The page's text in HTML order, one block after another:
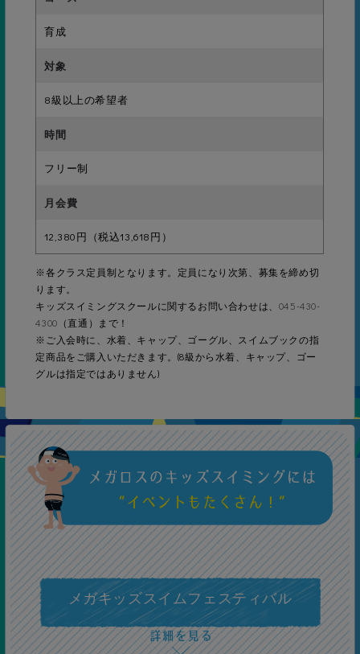
中上級
11級
バタフライグライドキック
9級
バタフライ25ｍ
8級
育成
8級以上の希望者
フリー制
12,380円（税込13,618円）
※各クラス定員制となります。定員になり次第、募集を締め切
ります。
キッズスイミングスクールに関するお問い合わせは、 045-430-
4300 （直通）まで！
※ご入会時に、水着、キャップ、ゴーグル、スイムブックの指
定商品をご購入いただきます。(8級から水着、キャップ、ゴー
グルは指定ではありません)
メガキッズスイムフェスティバル